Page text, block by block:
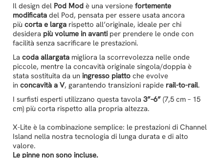
Il design del Pod Modè una versione fortemente
modificatadel Pod, pensata per essere usata ancora
più corta e largarispetto all’originale, ideale per chi
desidera più volume in avantiper prendere le onde con
facilità senza sacrificare le prestazioni.
La coda allargatamigliora la scorrevolezza nelle onde
piccole, mentre la concavità originale singola/doppia è
stata sostituita da un ingresso piattoche evolve
in concavità a V, garantendo transizioni rapide rail-to-rail.
I surfisti esperti utilizzano questa tavola 3”–6”(7,5 cm – 15
cm) più corta rispetto alla propria altezza.
X-Lite è la combinazione semplice: le prestazioni di Channel
Island nella nostra tecnologia di lunga durata e di alto
valore.
Le pinne non sono incluse.